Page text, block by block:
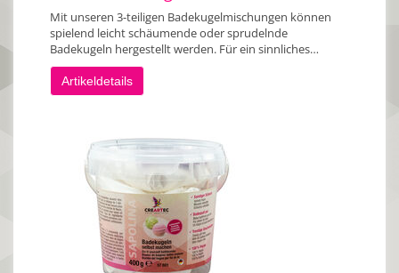
Mit unseren 3-teiligen Badekugelmischungen können
spielend leicht schäumende oder sprudelnde
Badekugeln hergestellt werden. Für ein sinnliches…
Artikeldetails